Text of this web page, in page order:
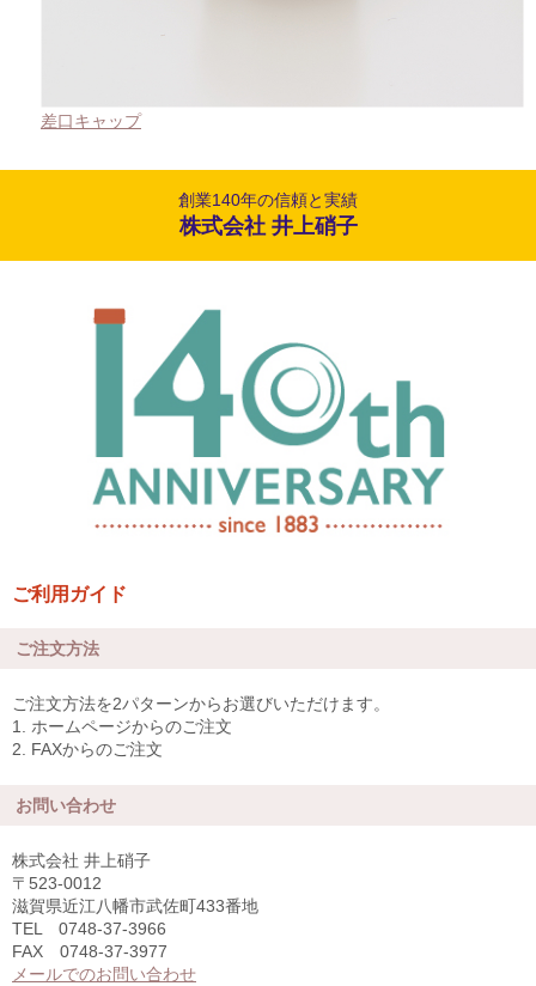
差口キャップ
創業140年の信頼と実績
株式会社 井上硝子
ご利用ガイド
ご注文方法
ご注文方法を2パターンからお選びいただけます。
1. ホームページからのご注文
2. FAXからのご注文
お問い合わせ
株式会社 井上硝子
〒523-0012
滋賀県近江八幡市武佐町433番地
TEL 0748-37-3966
FAX 0748-37-3977
メールでのお問い合わせ